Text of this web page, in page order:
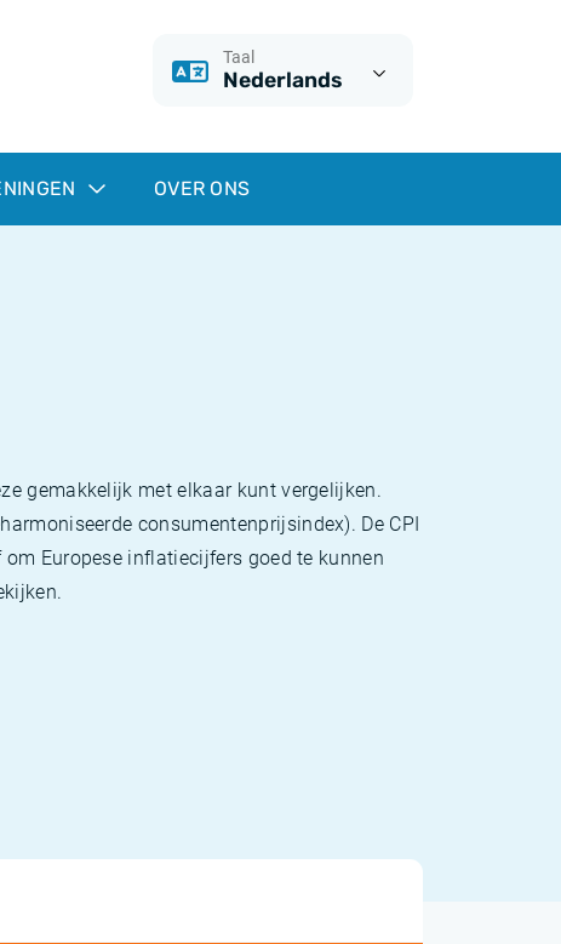
Taal
Nederlands
OVER ONS
gemakkelijk met elkaar kunt vergelijken.
consumentenprijsindex). De CPI
Europese inflatiecijfers goed te kunnen